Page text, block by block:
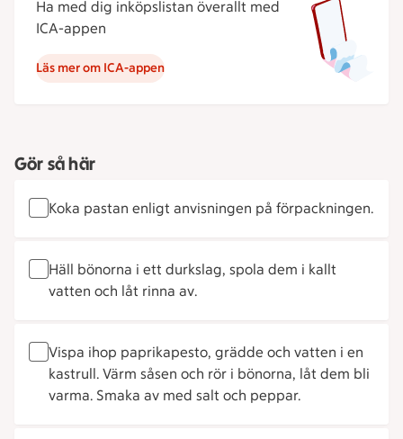
Ha med dig inköpslistan överallt med
ICA-appen
Läs mer om ICA-appen
Gör så här
Koka pastan enligt anvisningen på förpackningen.
Häll bönorna i ett durkslag, spola dem i kallt
vatten och låt rinna av.
Vispa ihop paprikapesto, grädde och vatten i en
kastrull. Värm såsen och rör i bönorna, låt dem bli
varma. Smaka av med salt och peppar.